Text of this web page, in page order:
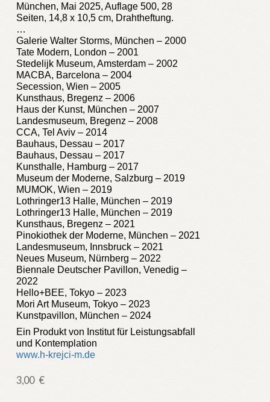
München, Mai 2025, Auflage 500, 28
Seiten, 14,8 x 10,5 cm, Drahtheftung.
…
Galerie Walter Storms, München – 2000
Tate Modern, London – 2001
Stedelijk Museum, Amsterdam – 2002
MACBA, Barcelona – 2004
Secession, Wien – 2005
Kunsthaus, Bregenz – 2006
Haus der Kunst, München – 2007
Landesmuseum, Bregenz – 2008
CCA, Tel Aviv – 2014
Bauhaus, Dessau – 2017
Bauhaus, Dessau – 2017
Kunsthalle, Hamburg – 2017
Museum der Moderne, Salzburg – 2019
MUMOK, Wien – 2019
Lothringer13 Halle, München – 2019
Lothringer13 Halle, München – 2019
Kunsthaus, Bregenz – 2021
Pinokiothek der Moderne, München – 2021
Landesmuseum, Innsbruck – 2021
Neues Museum, Nürnberg – 2022
Biennale Deutscher Pavillon, Venedig –
2022
Hello+BEE, Tokyo – 2023
Mori Art Museum, Tokyo – 2023
Kunstpavillon, München – 2024
Ein Produkt von Institut für Leistungsabfall
und Kontemplation
www.h-krejci-m.de
3,00 €